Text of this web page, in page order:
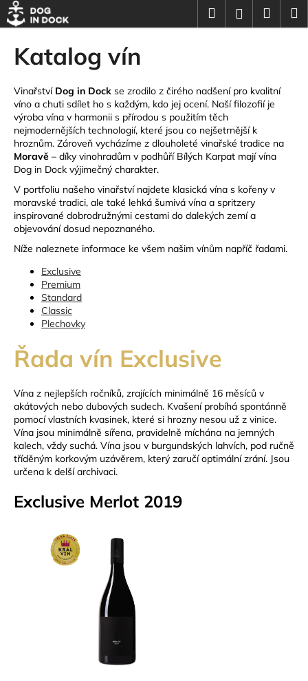
Přejít
na
obsah
HledatPřihlášení
Katalog vín
Vinařství Dog in Dock se zrodilo z čirého nadšení pro kvalitní
víno a chuti sdílet ho s každým, kdo jej ocení. Naší filozofií je
výroba vína v harmonii s přírodou s použitím těch
nejmodernějších technologií, které jsou co nejšetrnější k
hroznům. Zároveň vycházíme z dlouholeté vinařské tradice na
Moravě – díky vinohradům v podhůří Bílých Karpat mají vína
Dog in Dock výjimečný charakter.
V portfoliu našeho vinařství najdete klasická vína s kořeny v
moravské tradici, ale také lehká šumivá vína a spritzery
inspirované dobrodružnými cestami do dalekých zemí a
objevování dosud nepoznaného.
Níže naleznete informace ke všem našim vínům napříč řadami.
Exclusive
Premium
Standard
Classic
Plechovky
Řada vín Exclusive
Vína z nejlepších ročníků, zrajících minimálně 16 měsíců v
akátových nebo dubových sudech. Kvašení probíhá spontánně
pomocí vlastních kvasinek, které si hrozny nesou už z vinice.
Vína jsou minimálně sířena, pravidelně míchána na jemných
kalech, vždy suchá. Vína jsou v burgundských lahvích, pod ručně
tříděným korkovým uzávěrem, který zaručí optimální zrání. Jsou
určena k delší archivaci.
Exclusive Merlot 2019
K
o
o
p
o
t
ř
e
b
u
j
e
í
?
HLEDAT